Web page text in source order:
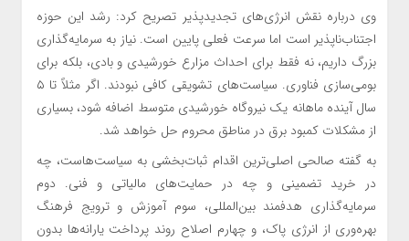
وی درباره نقش انرژی‌های تجدیدپذیر تصریح کرد: رشد این حوزه
اجتناب‌ناپذیر است اما سرعت فعلی پایین است. نیاز به سرمایه‌گذاری
بزرگ داریم، نه فقط برای احداث مزارع خورشیدی و بادی، بلکه برای
بومی‌سازی فناوری. سیاست‌های تشویقی کافی نبودند. اگر مثلاً تا ۵
سال آینده ماهانه یک نیروگاه خورشیدی متوسط اضافه شود، بسیاری
از مشکلات کمبود برق در مناطق محروم حل خواهد شد.
به گفته صالحی اصلی‌ترین اقدام ثبات‌بخشی به سیاست‌هاست، چه
در خرید تضمینی و چه در حمایت‌های مالیاتی و فنی. دوم
سرمایه‌گذاری هدفمند بین‌المللی، سوم آموزش و ترویج فرهنگ
بهره‌وری از انرژی پاک، و چهارم اصلاح روند پرداخت یارانه‌ها بدون